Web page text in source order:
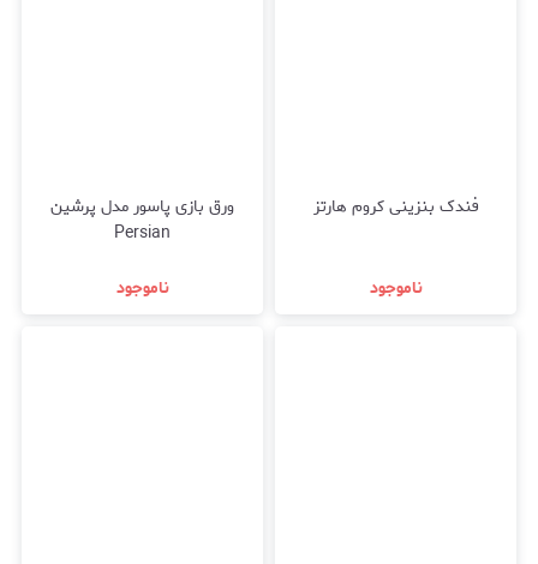
فندک بنزینی کروم هارتز
ناموجود
ورق بازی پاسور مدل پرشین
Persian
ناموجود